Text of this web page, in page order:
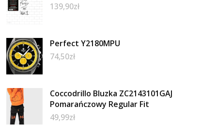
139,90zł
Perfect Y2180MPU
74,50zł
Coccodrillo Bluzka ZC2143101GAJ
Pomarańczowy Regular Fit
49,99zł